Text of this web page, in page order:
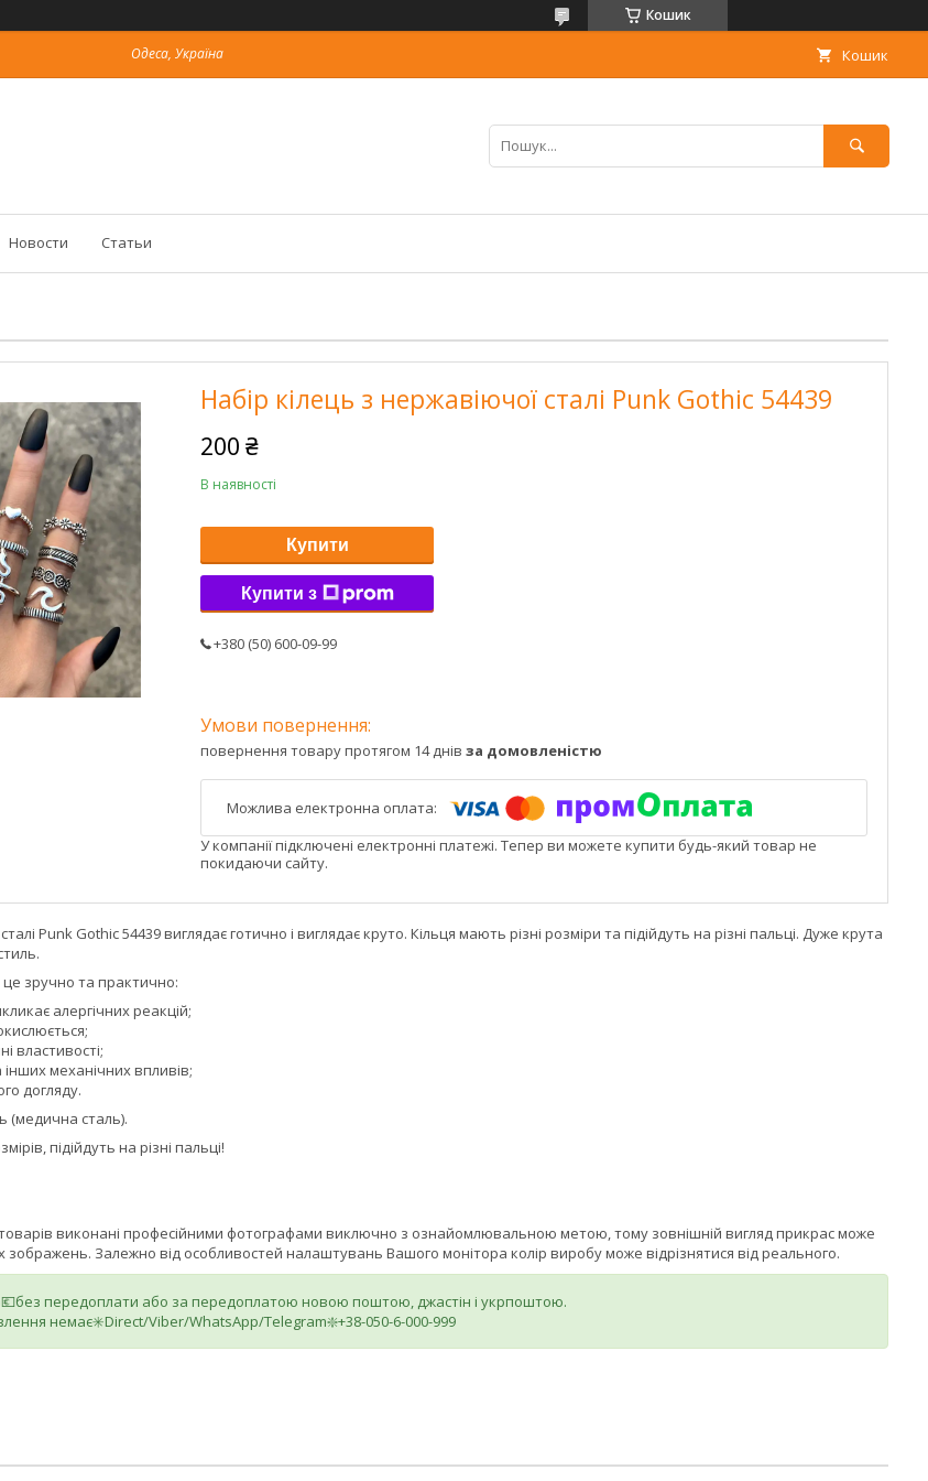
Кошик
Одеса, Україна Кошик
Новости Статьи
Набір кілець з нержавіючої сталі Punk Gothic 54439
200 ₴
В наявності
Купити
Купити з
+380 (50) 600-09-99
повернення товару протягом 14 днів за домовленістю
У компанії підключені електронні платежі. Тепер ви можете купити будь-який товар не
покидаючи сайту.
Punk Gothic 54439 виглядає готично і виглядає круто. Кільця мають різні розміри та підійдуть на різні пальці. Дуже крута
це зручно та практично:
алергічних реакцій;
властивості;
механічних впливів;
догляду.
(медична сталь).
підійдуть на різні пальці!
товарів виконані професійними фотографами виключно з ознайомлювальною метою, тому зовнішній вигляд прикрас може
зображень. Залежно від особливостей налаштувань Вашого монітора колір виробу може відрізнятися від реального.
передоплати або за передоплатою новою поштою, джастін і укрпоштою.
немає✳️Direct/Viber/WhatsApp/Telegram❇️+38-050-6-000-999